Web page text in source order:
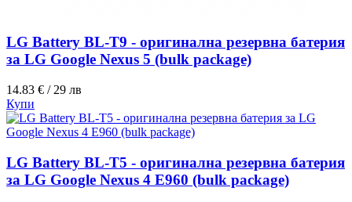
LG Battery BL-T9 - оригинална резервна батерия
за LG Google Nexus 5 (bulk package)
14.83 € / 29 лв
Купи
LG Battery BL-T5 - оригинална резервна батерия
за LG Google Nexus 4 E960 (bulk package)